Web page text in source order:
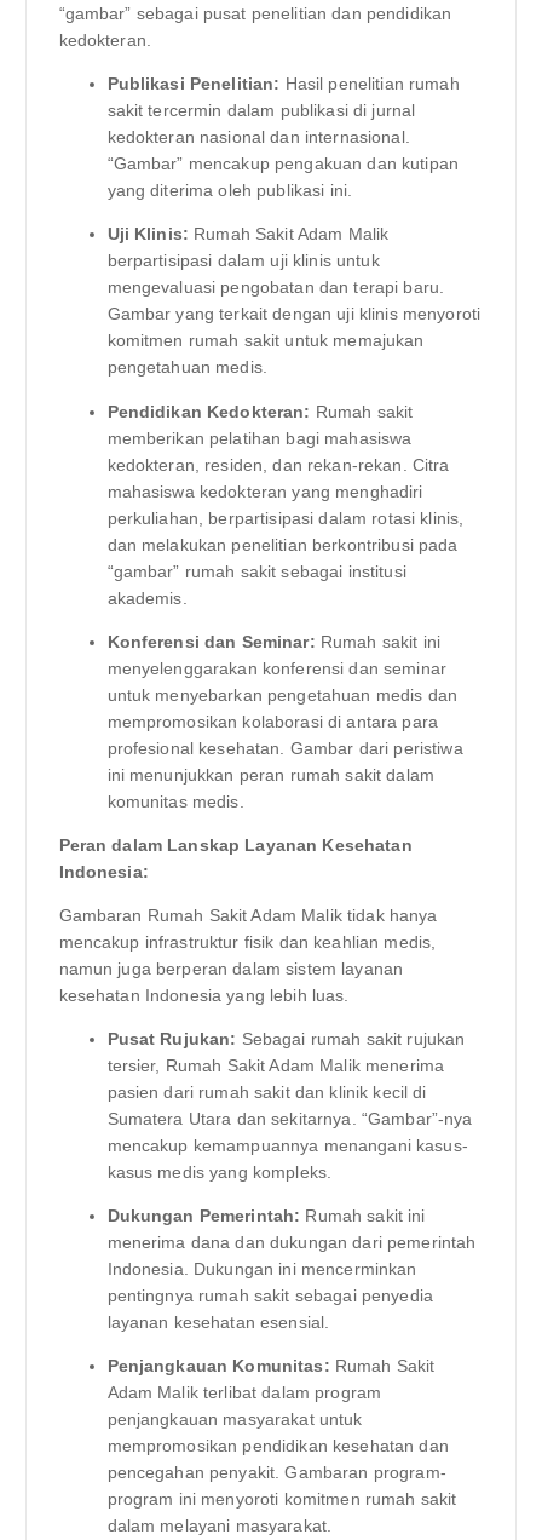
“gambar” sebagai pusat penelitian dan pendidikan
kedokteran.
Publikasi Penelitian: Hasil penelitian rumah
sakit tercermin dalam publikasi di jurnal
kedokteran nasional dan internasional.
“Gambar” mencakup pengakuan dan kutipan
yang diterima oleh publikasi ini.
Uji Klinis: Rumah Sakit Adam Malik
berpartisipasi dalam uji klinis untuk
mengevaluasi pengobatan dan terapi baru.
Gambar yang terkait dengan uji klinis menyoroti
komitmen rumah sakit untuk memajukan
pengetahuan medis.
Pendidikan Kedokteran: Rumah sakit
memberikan pelatihan bagi mahasiswa
kedokteran, residen, dan rekan-rekan. Citra
mahasiswa kedokteran yang menghadiri
perkuliahan, berpartisipasi dalam rotasi klinis,
dan melakukan penelitian berkontribusi pada
“gambar” rumah sakit sebagai institusi
akademis.
Konferensi dan Seminar: Rumah sakit ini
menyelenggarakan konferensi dan seminar
untuk menyebarkan pengetahuan medis dan
mempromosikan kolaborasi di antara para
profesional kesehatan. Gambar dari peristiwa
ini menunjukkan peran rumah sakit dalam
komunitas medis.
Peran dalam Lanskap Layanan Kesehatan
Indonesia:
Gambaran Rumah Sakit Adam Malik tidak hanya
mencakup infrastruktur fisik dan keahlian medis,
namun juga berperan dalam sistem layanan
kesehatan Indonesia yang lebih luas.
Pusat Rujukan: Sebagai rumah sakit rujukan
tersier, Rumah Sakit Adam Malik menerima
pasien dari rumah sakit dan klinik kecil di
Sumatera Utara dan sekitarnya. “Gambar”-nya
mencakup kemampuannya menangani kasus-
kasus medis yang kompleks.
Dukungan Pemerintah: Rumah sakit ini
menerima dana dan dukungan dari pemerintah
Indonesia. Dukungan ini mencerminkan
pentingnya rumah sakit sebagai penyedia
layanan kesehatan esensial.
Penjangkauan Komunitas: Rumah Sakit
Adam Malik terlibat dalam program
penjangkauan masyarakat untuk
mempromosikan pendidikan kesehatan dan
pencegahan penyakit. Gambaran program-
program ini menyoroti komitmen rumah sakit
dalam melayani masyarakat.